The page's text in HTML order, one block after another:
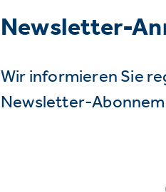
Newsletter-
Wir informieren Sie
Newsletter-